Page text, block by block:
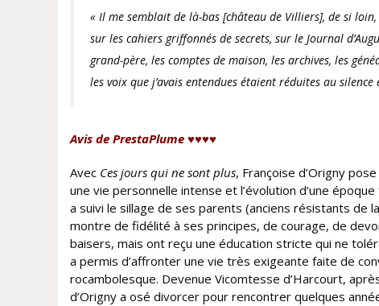
« Il me semblait de là-bas [château de Villiers], de si
sur les cahiers griffonnés de secrets, sur le Journal
grand-père, les comptes de maison, les archives, les
les voix que j’avais entendues étaient réduites au
Avis de PrestaPlume ♥♥♥♥
Avec Ces jours qui ne sont plus, Françoise d’Origny
une vie personnelle intense et l’évolution d’une
a suivi le sillage de ses parents (anciens résistants de
montre de fidélité à ses principes, de courage, de
baisers, mais ont reçu une éducation stricte qui ne
a permis d’affronter une vie très exigeante faite de
rocambolesque. Devenue Vicomtesse d’Harcourt,
d’Origny a osé divorcer pour rencontrer quelques